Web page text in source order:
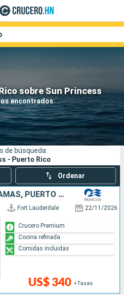
sobre Sun Princess
encontrados
Compañías
Buscar
de búsqueda:
- Puerto Rico
Ordenar
ESTADOS UNIDOS, BAHAMAS, PUERTO RICO, REPÚBLICA DOMINICANA
Fort Lauderdale 22/11/2026
US$ 340 +Tasas
Crucero Premium
Cocina refinada
Comidas incluidas